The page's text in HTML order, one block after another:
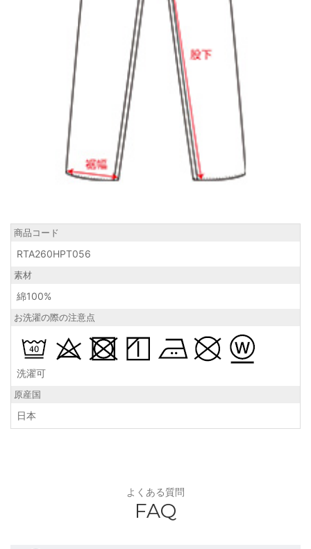
商品コード
RTA260HPT056
素材
綿100%
お洗濯の際の注意点
洗濯可
原産国
日本
よくある質問
FAQ